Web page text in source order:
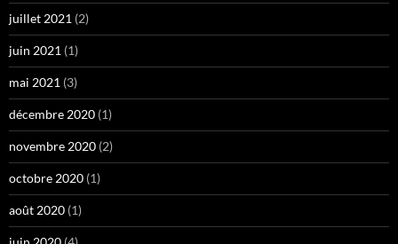
juillet 2021 (2)
juin 2021 (1)
mai 2021 (3)
décembre 2020 (1)
novembre 2020 (2)
octobre 2020 (1)
août 2020 (1)